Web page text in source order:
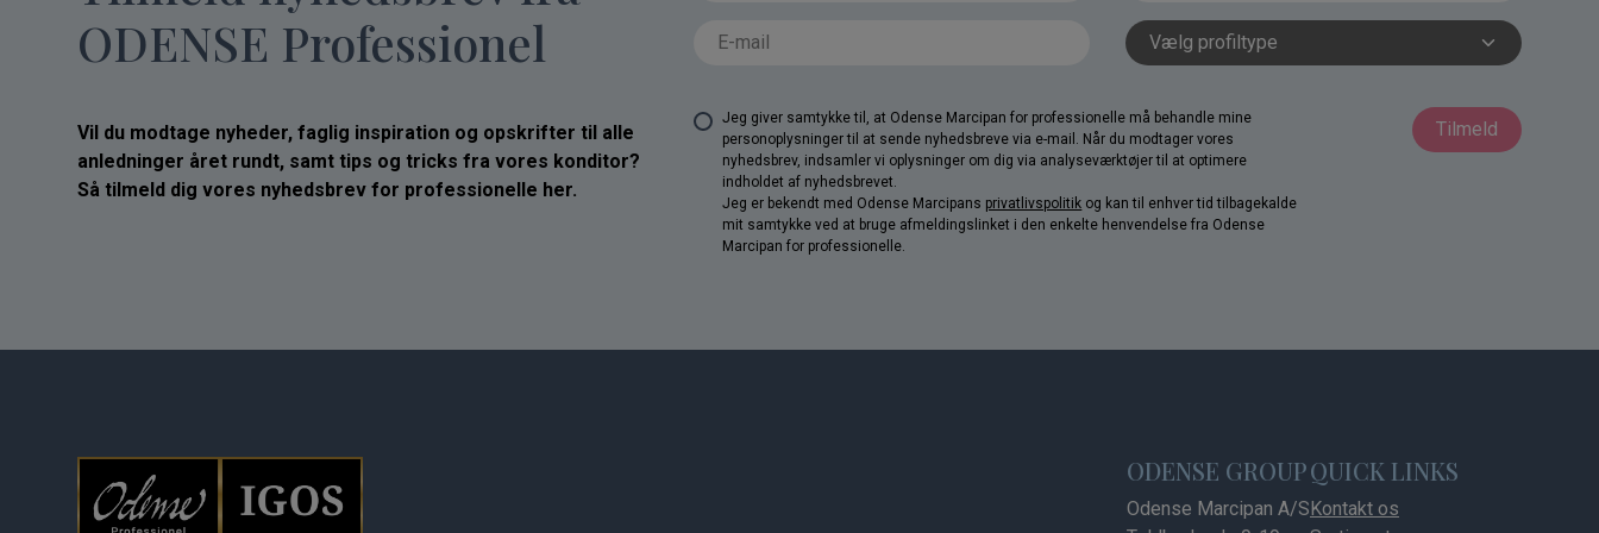
ODENSE Professionel
Vil du modtage nyheder, faglig inspiration og opskrifter til alle
anledninger året rundt, samt tips og tricks fra vores konditor?
Så tilmeld dig vores nyhedsbrev for professionelle her.
Jeg giver samtykke til, at Odense Marcipan for professionelle må behandle mine
personoplysninger til at sende nyhedsbreve via e-mail. Når du modtager vores
nyhedsbrev, indsamler vi oplysninger om dig via analyseværktøjer til at optimere
indholdet af nyhedsbrevet.
Jeg er bekendt med Odense Marcipans privatlivspolitik og kan til enhver tid tilbagekalde
mit samtykke ved at bruge afmeldingslinket i den enkelte henvendelse fra Odense
Marcipan for professionelle.
Tilmeld
ODENSE GROUP
Odense Marcipan A/S
QUICK LINKS
Kontakt os